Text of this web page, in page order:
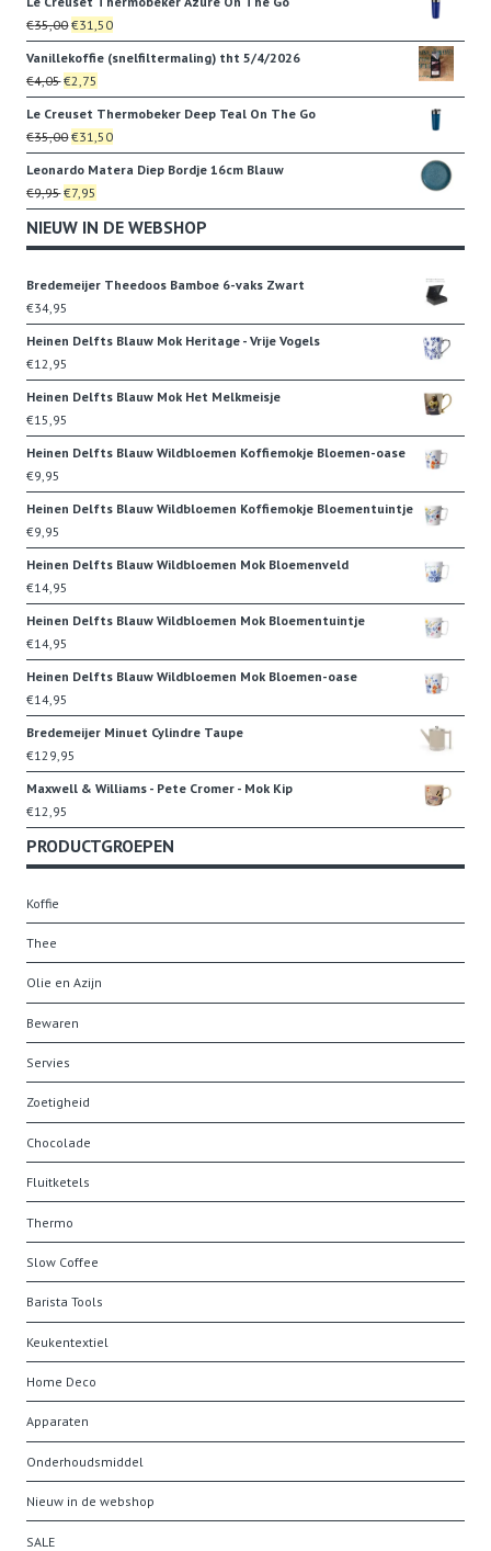
was:
€22,95.
is:
€19,95.
€35,00Oorspronkelijke
prijs
was:
€35,00.
€31,50Huidige
prijs
€31,50.
Vanillekoffie (snelfiltermaling) tht 5/4/2026
€4,05Oorspronkelijke
prijs
was:
€4,05.
€2,75
prijs
is:
€2,75.
Le Creuset Thermobeker Deep Teal On The Go
€35,00Oorspronkelijke
prijs
was:
€35,00.
€31,50Huidige
prijs
€31,50.
Leonardo Matera Diep Bordje 16cm Blauw
€9,95Oorspronkelijke
prijs
was:
€7,95
prijs
is:
NIEUW IN DE WEBSHOP
Bredemeijer Theedoos Bamboe 6-vaks Zwart
€34,95
Heinen Delfts Blauw Mok Heritage - Vrije Vogels
€12,95
Heinen Delfts Blauw Mok Het Melkmeisje
€15,95
Heinen Delfts Blauw Wildbloemen Koffiemokje Bloemen-oase
€9,95
Heinen Delfts Blauw Wildbloemen Koffiemokje Bloementuintje
€9,95
Heinen Delfts Blauw Wildbloemen Mok Bloemenveld
€14,95
Heinen Delfts Blauw Wildbloemen Mok Bloementuintje
€14,95
Heinen Delfts Blauw Wildbloemen Mok Bloemen-oase
€14,95
Bredemeijer Minuet Cylindre Taupe
€129,95
Maxwell & Williams - Pete Cromer - Mok Kip
€12,95
PRODUCTGROEPEN
Koffie
Thee
Olie en Azijn
Bewaren
Servies
Zoetigheid
Chocolade
Fluitketels
Thermo
Slow Coffee
Barista Tools
Keukentextiel
Home Deco
Apparaten
Onderhoudsmiddel
Nieuw in de webshop
SALE